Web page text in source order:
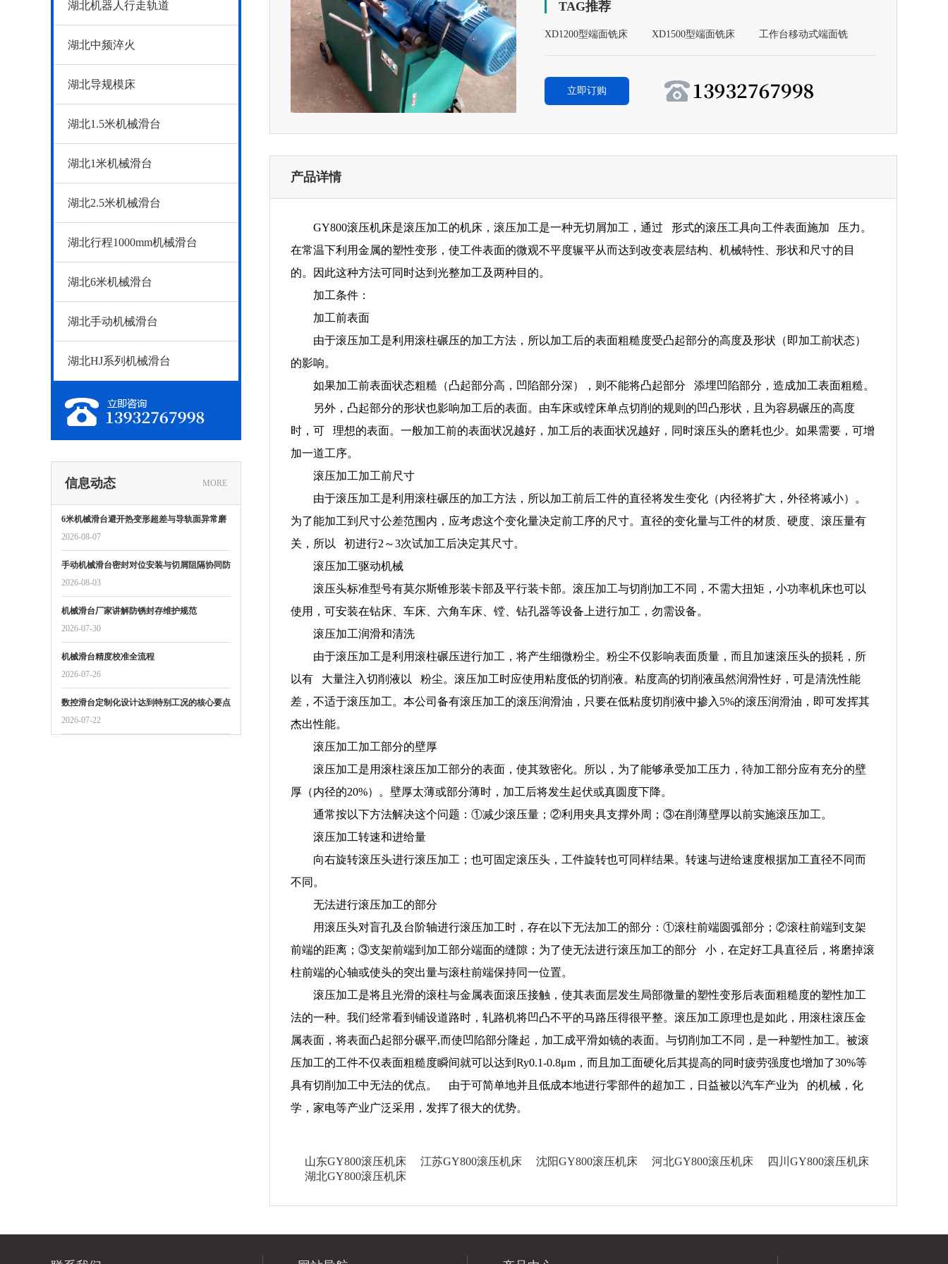
湖北机器人行走轨道
湖北中频淬火
湖北导规模床
湖北1.5米机械滑台
湖北1米机械滑台
湖北2.5米机械滑台
湖北行程1000mm机械滑台
湖北6米机械滑台
湖北手动机械滑台
湖北HJ系列机械滑台
信息动态 MORE
6米机械滑台避开热变形超差与导轨面异常磨
损风险
2026-08-07
手动机械滑台密封对位安装与切屑阻隔协同防
护标准
2026-08-03
机械滑台厂家讲解防锈封存维护规范
2026-07-30
机械滑台精度校准全流程
2026-07-26
数控滑台定制化设计达到特别工况的核心要点
2026-07-22
TAG推荐
XD1200型端面铣床 XD1500型端面铣床
工作台移动式端面铣
床
立即订购
产品详情
GY800滚压机床是滚压加工的机床，滚压加工是一种无切屑加工，通过 形式的滚压工具向工件表面施加 压力。
在常温下利用金属的塑性变形，使工件表面的微观不平度辗平从而达到改变表层结构、机械特性、形状和尺寸的目
的。因此这种方法可同时达到光整加工及两种目的。
加工条件：
加工前表面
由于滚压加工是利用滚柱碾压的加工方法，所以加工后的表面粗糙度受凸起部分的高度及形状（即加工前状态）
的影响。
如果加工前表面状态粗糙（凸起部分高，凹陷部分深），则不能将凸起部分 添埋凹陷部分，造成加工表面粗糙。
另外，凸起部分的形状也影响加工后的表面。由车床或镗床单点切削的规则的凹凸形状，且为容易碾压的高度
时，可 理想的表面。一般加工前的表面状况越好，加工后的表面状况越好，同时滚压头的磨耗也少。如果需要，可增
加一道工序。
滚压加工加工前尺寸
由于滚压加工是利用滚柱碾压的加工方法，所以加工前后工件的直径将发生变化（内径将扩大，外径将减小）。
为了能加工到尺寸公差范围内，应考虑这个变化量决定前工序的尺寸。直径的变化量与工件的材质、硬度、滚压量有
关，所以 初进行2～3次试加工后决定其尺寸。
滚压加工驱动机械
滚压头标准型号有莫尔斯锥形装卡部及平行装卡部。滚压加工与切削加工不同，不需大扭矩，小功率机床也可以
使用，可安装在钻床、车床、六角车床、镗、钻孔器等设备上进行加工，勿需设备。
滚压加工润滑和清洗
由于滚压加工是利用滚柱碾压进行加工，将产生细微粉尘。粉尘不仅影响表面质量，而且加速滚压头的损耗，所
以有 大量注入切削液以 粉尘。滚压加工时应使用粘度低的切削液。粘度高的切削液虽然润滑性好，可是清洗性能
差，不适于滚压加工。本公司备有滚压加工的滚压润滑油，只要在低粘度切削液中掺入5%的滚压润滑油，即可发挥其
杰出性能。
滚压加工加工部分的壁厚
滚压加工是用滚柱滚压加工部分的表面，使其致密化。所以，为了能够承受加工压力，待加工部分应有充分的壁
厚（内径的20%）。壁厚太薄或部分薄时，加工后将发生起伏或真圆度下降。
通常按以下方法解决这个问题：①减少滚压量；②利用夹具支撑外周；③在削薄壁厚以前实施滚压加工。
滚压加工转速和进给量
向右旋转滚压头进行滚压加工；也可固定滚压头，工件旋转也可同样结果。转速与进给速度根据加工直径不同而
不同。
无法进行滚压加工的部分
用滚压头对盲孔及台阶轴进行滚压加工时，存在以下无法加工的部分：①滚柱前端圆弧部分；②滚柱前端到支架
前端的距离；③支架前端到加工部分端面的缝隙；为了使无法进行滚压加工的部分 小，在定好工具直径后，将磨掉滚
柱前端的心轴或使头的突出量与滚柱前端保持同一位置。
滚压加工是将且光滑的滚柱与金属表面滚压接触，使其表面层发生局部微量的塑性变形后表面粗糙度的塑性加工
法的一种。我们经常看到铺设道路时，轧路机将凹凸不平的马路压得很平整。滚压加工原理也是如此，用滚柱滚压金
属表面，将表面凸起部分碾平,而使凹陷部分隆起，加工成平滑如镜的表面。与切削加工不同，是一种塑性加工。被滚
压加工的工件不仅表面粗糙度瞬间就可以达到Ry0.1-0.8μm，而且加工面硬化后其提高的同时疲劳强度也增加了30%等
具有切削加工中无法的优点。 由于可简单地并且低成本地进行零部件的超加工，日益被以汽车产业为 的机械，化
学，家电等产业广泛采用，发挥了很大的优势。
山东GY800滚压机床 江苏GY800滚压机床 沈阳GY800滚压机床 河北GY800滚压机床
四川GY800滚压机床
湖北GY800滚压机床